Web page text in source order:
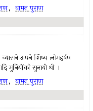
, वामन पुराण
व्यासने अपने शिष्य लोमहर्षण
सुनायी थी ।
, वामन पुराण